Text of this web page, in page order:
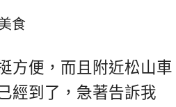
食
方便，而且附近松山車
經到了，急著告訴我